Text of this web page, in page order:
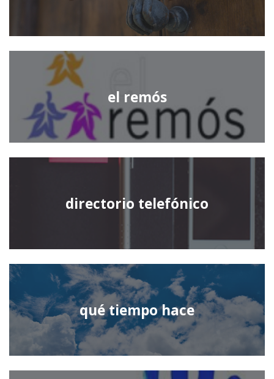
el remós
directorio telefónico
qué tiempo hace